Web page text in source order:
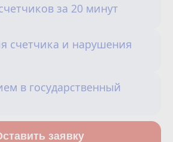
за 20 минут
счетчика и нарушения
в государственный
заявку